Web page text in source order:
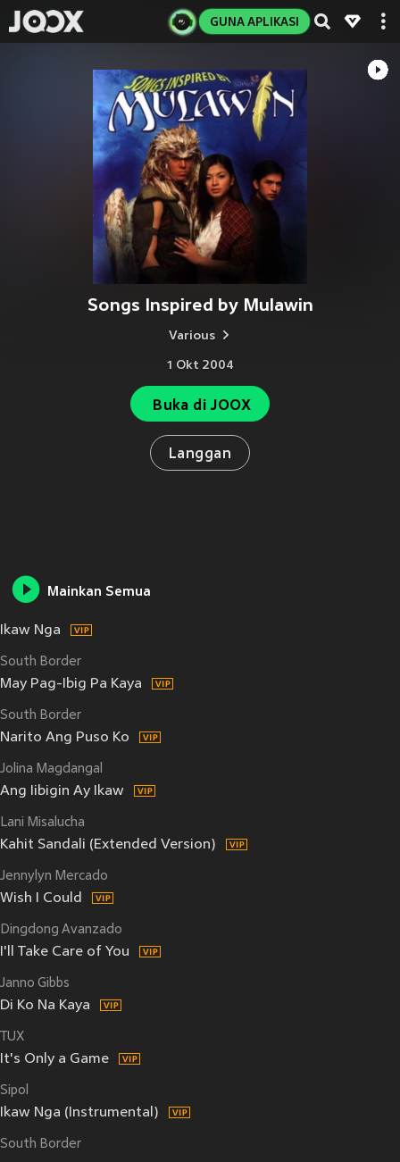
GUNA APLIKASI
Songs Inspired by Mulawin
Various
1 Okt 2004
Buka di JOOX
Langgan
Mainkan Semua
Ikaw Nga
South Border
May Pag-Ibig Pa Kaya
South Border
Narito Ang Puso Ko
Jolina Magdangal
Ang Iibigin Ay Ikaw
Lani Misalucha
Kahit Sandali (Extended Version)
Jennylyn Mercado
Wish I Could
Dingdong Avanzado
I'll Take Care of You
Janno Gibbs
Di Ko Na Kaya
TUX
It's Only a Game
Sipol
Ikaw Nga (Instrumental)
South Border